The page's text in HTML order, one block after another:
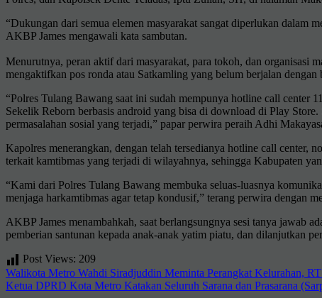
“Dukungan dari semua elemen masyarakat sangat diperlukan dalam
AKBP James mengawali kata sambutan.
Menurutnya, peran aktif dari masyarakat, para tokoh, dan organisasi
mengaktifkan pos ronda atau Satkamling yang belum berjalan dengan
“Polres Tulang Bawang saat ini sudah mempunya hotline call center
Sekelik Reborn berbasis android yang bisa di download di Play
permasalahan sosial yang terjadi,” papar perwira peraih Adhi
Kapolres menerangkan, dengan telah tersedianya hotline call
terkait kamtibmas yang terjadi di wilayahnya, sehingga Kabupaten
“Kami dari Polres Tulang Bawang membuka seluas-luasnya
menjaga harkamtibmas agar tetap kondusif,” terang perwira dengan
AKBP James menambahkah, saat berlangsungnya sesi tanya jawab
pemberian santunan kepada anak-anak yatim piatu, dan dilanjutkan
Post Views: 209
Navigasi
pos
Walikota Metro Wahdi Siradjuddin Meminta Perangkat Kelurahan,
Ketua DPRD Kota Metro Katakan Seluruh Sarana dan Prasarana